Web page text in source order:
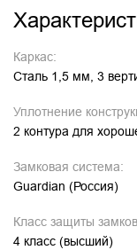
Каркас:
Сталь 1,5 мм, 3
Уплотнение
2 контура для
Замковая система:
Guardian (Россия)
Класс защиты
4 класс (высший)